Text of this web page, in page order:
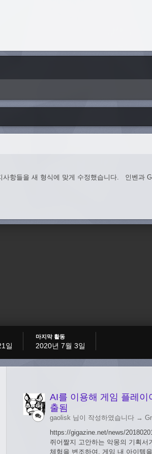
사항들을 새 형식에 맞게 수정했습니다. 인벤과
일
마지막 활동
2020년 7월 3일
AI를 이용해 게임 플레
출됨
gaolisk 님이 작성하였습니다 →
https://gigazine.net/news/
쥐어짤지 고안하는 악몽의 기획
체험을 변조하여, 게임 내 아이템